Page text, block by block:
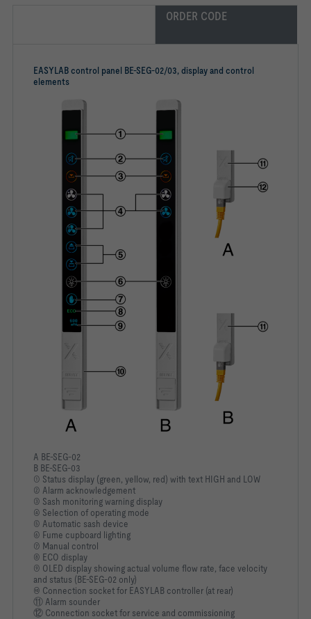
ORDER CODE
EASYLAB control panel BE-SEG-02/03, display and control
elements
A BE-SEG-02
B BE-SEG-03
① Status display (green, yellow, red) with text HIGH and LOW
② Alarm acknowledgement
③ Sash monitoring warning display
④ Selection of operating mode
⑤ Automatic sash device
⑥ Fume cupboard lighting
⑦ Manual control
⑧ ECO display
⑨ OLED display showing actual volume flow rate, face velocity
and status (BE-SEG-02 only)
⑩ Connection socket for EASYLAB controller (at rear)
⑪ Alarm sounder
⑫ Connection socket for service and commissioning